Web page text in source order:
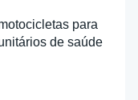
para
de saúde